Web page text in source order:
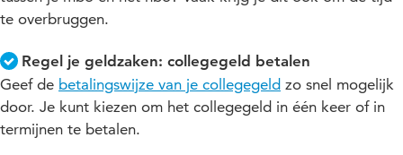
te overbruggen.
Regel je geldzaken: collegegeld betalen
Geef de betalingswijze van je collegegeld zo snel mogelijk
door. Je kunt kiezen om het collegegeld in één keer of in
termijnen te betalen.